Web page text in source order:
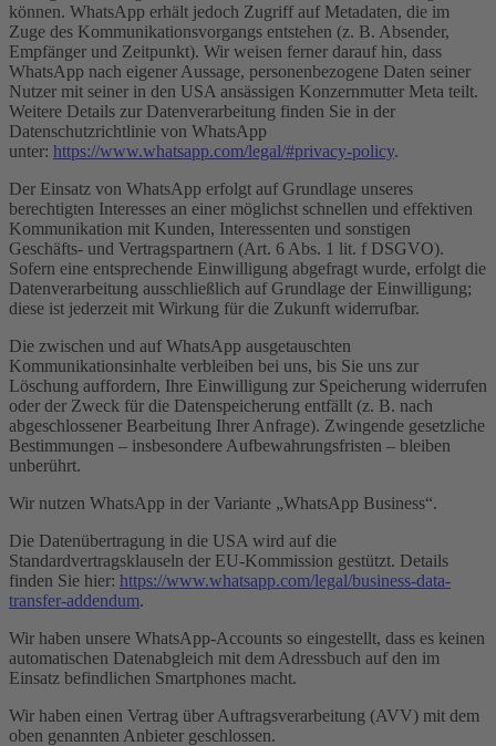
können. WhatsApp erhält jedoch Zugriff auf Metadaten, die im
Zuge des Kommunikationsvorgangs entstehen (z. B. Absender,
Empfänger und Zeitpunkt). Wir weisen ferner darauf hin, dass
WhatsApp nach eigener Aussage, personenbezogene Daten seiner
Nutzer mit seiner in den USA ansässigen Konzernmutter Meta teilt.
Weitere Details zur Datenverarbeitung finden Sie in der
Datenschutzrichtlinie von WhatsApp
unter: https://www.whatsapp.com/legal/#privacy-policy.
Der Einsatz von WhatsApp erfolgt auf Grundlage unseres
berechtigten Interesses an einer möglichst schnellen und effektiven
Kommunikation mit Kunden, Interessenten und sonstigen
Geschäfts- und Vertragspartnern (Art. 6 Abs. 1 lit. f DSGVO).
Sofern eine entsprechende Einwilligung abgefragt wurde, erfolgt die
Datenverarbeitung ausschließlich auf Grundlage der Einwilligung;
diese ist jederzeit mit Wirkung für die Zukunft widerrufbar.
Die zwischen und auf WhatsApp ausgetauschten
Kommunikationsinhalte verbleiben bei uns, bis Sie uns zur
Löschung auffordern, Ihre Einwilligung zur Speicherung widerrufen
oder der Zweck für die Datenspeicherung entfällt (z. B. nach
abgeschlossener Bearbeitung Ihrer Anfrage). Zwingende gesetzliche
Bestimmungen – insbesondere Aufbewahrungsfristen – bleiben
unberührt.
Wir nutzen WhatsApp in der Variante „WhatsApp Business“.
Die Datenübertragung in die USA wird auf die
Standardvertragsklauseln der EU-Kommission gestützt. Details
finden Sie hier: https://www.whatsapp.com/legal/business-data-
transfer-addendum.
Wir haben unsere WhatsApp-Accounts so eingestellt, dass es keinen
automatischen Datenabgleich mit dem Adressbuch auf den im
Einsatz befindlichen Smartphones macht.
Wir haben einen Vertrag über Auftragsverarbeitung (AVV) mit dem
oben genannten Anbieter geschlossen.